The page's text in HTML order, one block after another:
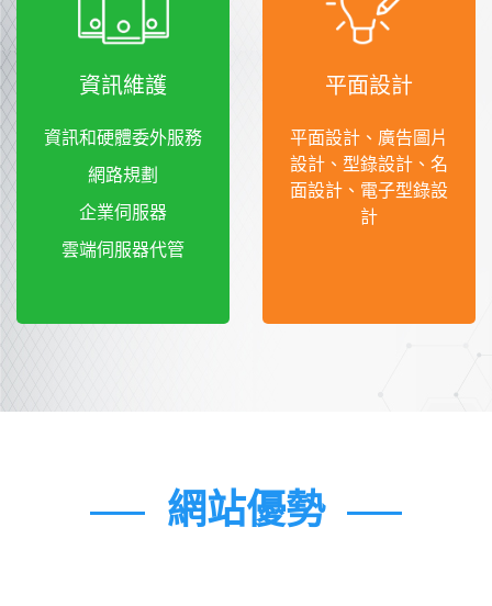
資訊維護
資訊和硬體委外服務
網路規劃
企業伺服器
雲端伺服器代管
平面設計
平面設計、廣告圖片
設計、型錄設計、名
面設計、電子型錄設
計
網站優勢